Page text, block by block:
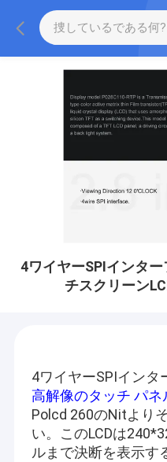
4ワイヤーSPIインタ
チスクリーン
4ワイヤーSPIインタ
高解像のタッチ パネ
Polcd 260のNitより
い。このLCDは
ルまで決断を表示す